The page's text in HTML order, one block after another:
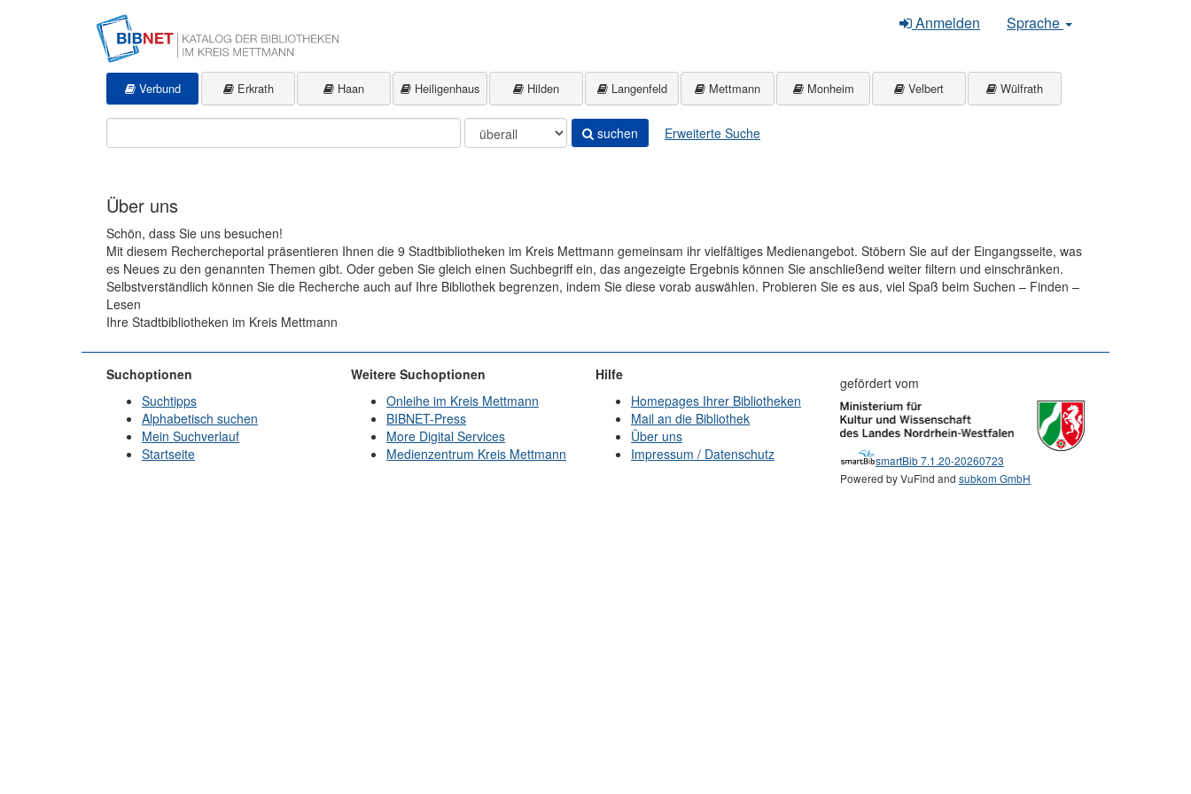
Anmelden Sprache
Verbund Erkrath Haan Heiligenhaus Hilden Langenfeld Mettmann Monheim Velbert Wülfrath
suchen Erweiterte Suche
Über uns
Schön, dass Sie uns besuchen!
Mit diesem Rechercheportal präsentieren Ihnen die 9 Stadtbibliotheken im Kreis Mettmann gemeinsam ihr vielfältiges Medienangebot. Stöbern Sie auf der Eingangsseite, was
es Neues zu den genannten Themen gibt. Oder geben Sie gleich einen Suchbegriff ein, das angezeigte Ergebnis können Sie anschließend weiter filtern und einschränken.
Selbstverständlich können Sie die Recherche auch auf Ihre Bibliothek begrenzen, indem Sie diese vorab auswählen. Probieren Sie es aus, viel Spaß beim Suchen – Finden –
Lesen
Ihre Stadtbibliotheken im Kreis Mettmann
Suchoptionen
Suchtipps
Alphabetisch suchen
Mein Suchverlauf
Startseite
Weitere Suchoptionen
Onleihe im Kreis Mettmann
BIBNET-Press
More Digital Services
Medienzentrum Kreis Mettmann
Hilfe
Homepages Ihrer Bibliotheken
Mail an die Bibliothek
Über uns
Impressum / Datenschutz
gefördert vom
smartBib 7.1.20-20260723
Powered by VuFind and subkom GmbH